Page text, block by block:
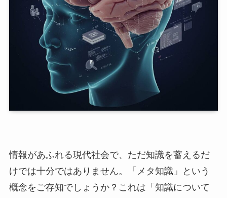
情報があふれる現代社会で、ただ知識を蓄えるだ
けでは十分ではありません。「メタ知識」という
概念をご存知でしょうか？これは「知識について